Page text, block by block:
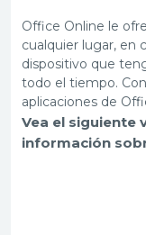
Office Online le
cualquier lugar, en
dispositivo que
todo el tiempo.
aplicaciones de
Vea el siguiente
información